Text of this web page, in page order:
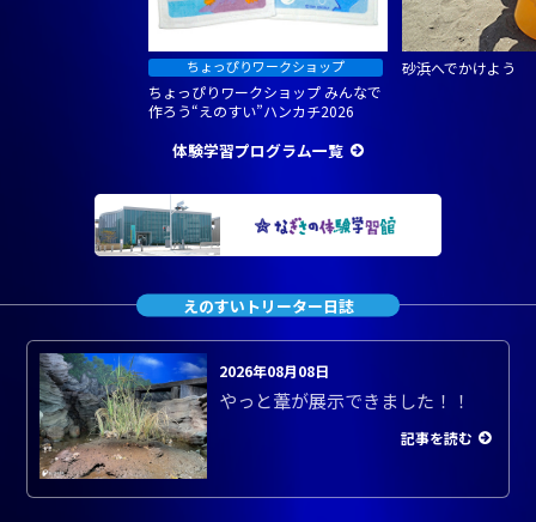
ちょっぴりワークショップ みんなで
作ろう“えのすい”ハンカチ2026
砂浜へでかけよう
体験学習プログラム一覧
えのすいトリーター日誌
2026年08月08日
やっと葦が展示できました！！
記事を読む